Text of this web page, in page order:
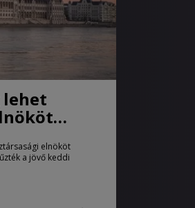
elnököt
a jövő keddi